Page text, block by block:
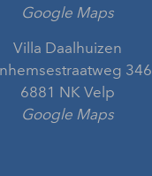
Google Maps
Villa Daalhuizen
346
6881 NK Velp
Google Maps